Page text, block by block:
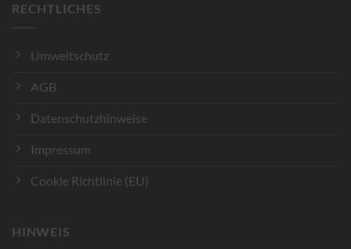
RECHTLICHES
Umweltschutz
AGB
Datenschutzhinweise
Impressum
Cookie Richtlinie (EU)
HINWEIS